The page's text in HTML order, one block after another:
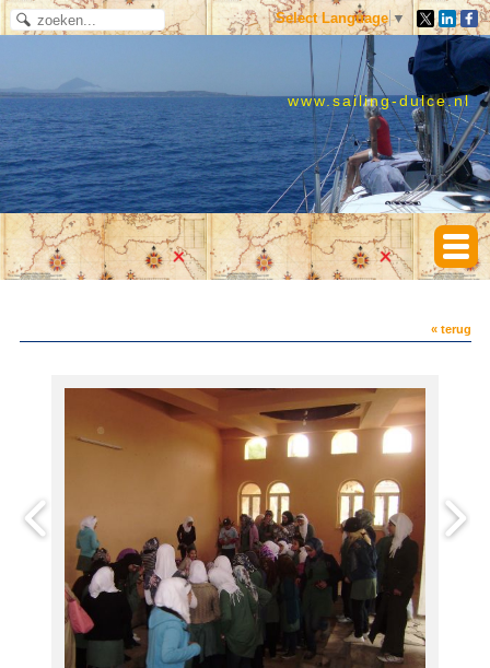
Select Language ▼
www.sailing-dulce.nl
« terug